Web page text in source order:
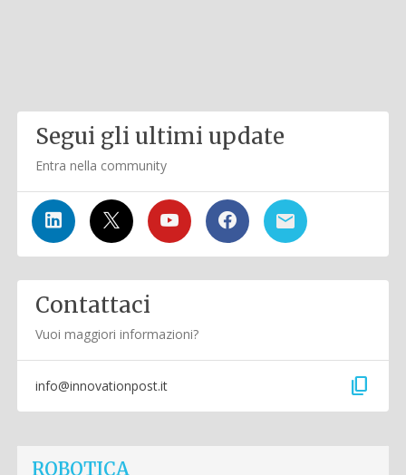
Segui gli ultimi update
Entra nella community
Contattaci
Vuoi maggiori informazioni?
info@innovationpost.it content_copy
ROBOTICA